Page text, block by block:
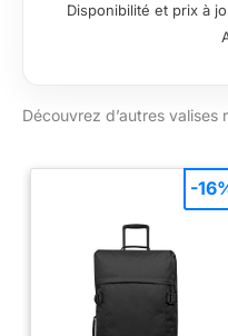
Disponibilité et prix à
Découvrez d’autres valises
-